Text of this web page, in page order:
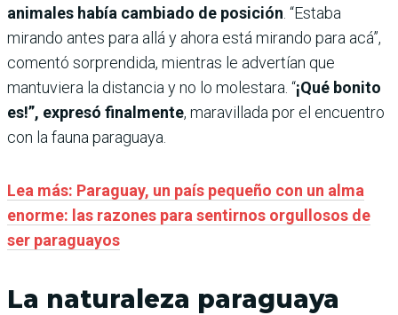
animales había cambiado de posición . “Estaba
mirando antes para allá y ahora está mirando para acá”,
comentó sorprendida, mientras le advertían que
mantuviera la distancia y no lo molestara. “¡Qué bonito
es!”, expresó finalmente, maravillada por el encuentro
con la fauna paraguaya.
Lea más: Paraguay, un país pequeño con un alma
enorme: las razones para sentirnos orgullosos de
ser paraguayos
La naturaleza paraguaya